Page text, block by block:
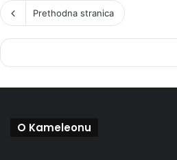
Prethodna stranica
O Kameleonu